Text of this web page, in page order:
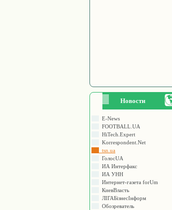
Новости
E-News
FOOTBALL.UA
HiTech.Expert
Korrespondent.Net
tsn.ua
ГолосUA
ИА Интерфакс
ИА УНН
Интернет-газета forUm
КиевВласть
ЛIГАБiзнесIнформ
Обозреватель